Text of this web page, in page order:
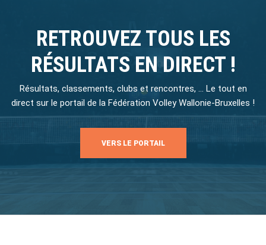
RETROUVEZ TOUS LES
RÉSULTATS EN DIRECT !
Résultats, classements, clubs et rencontres, … Le tout en
direct sur le portail de la Fédération Volley Wallonie-Bruxelles !
VERS LE PORTAIL